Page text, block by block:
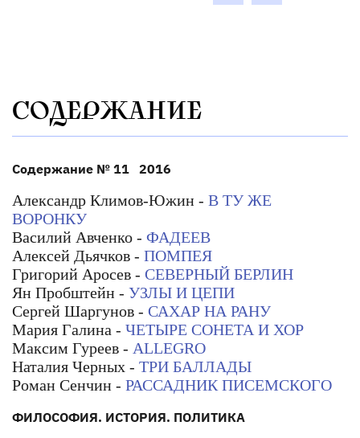
СОДЕРЖАНИЕ
Содержание № 11 2016
Александр Климов-Южин - В ТУ ЖЕ
ВОРОНКУ
Василий Авченко - ФАДЕЕВ
Алексей Дьячков - ПОМПЕЯ
Григорий Аросев - СЕВЕРНЫЙ БЕРЛИН
Ян Пробштейн - УЗЛЫ И ЦЕПИ
Сергей Шаргунов - САХАР НА РАНУ
Мария Галина - ЧЕТЫРЕ СОНЕТА И ХОР
Максим Гуреев - ALLEGRO
Наталия Черных - ТРИ БАЛЛАДЫ
Роман Сенчин - РАССАДНИК ПИСЕМСКОГО
ФИЛОСОФИЯ. ИСТОРИЯ. ПОЛИТИКА